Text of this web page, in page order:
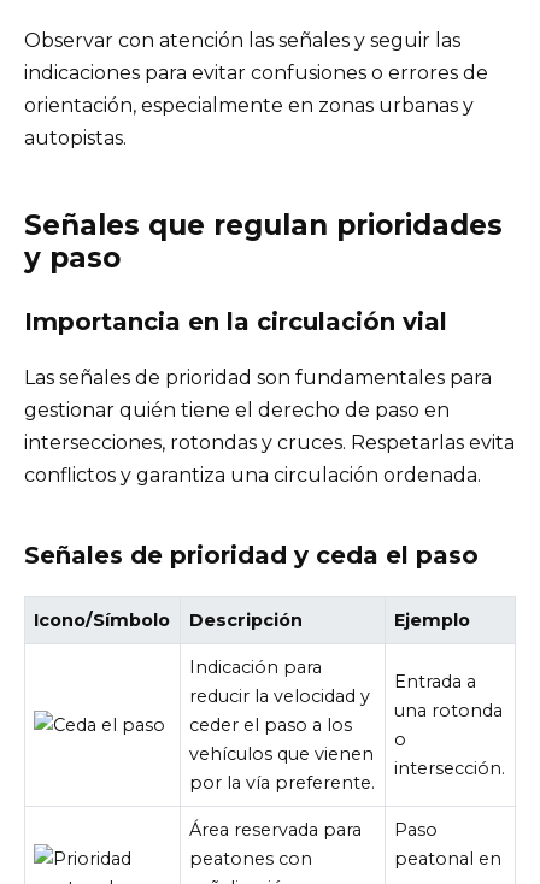
Observar con atención las señales y seguir las
indicaciones para evitar confusiones o errores de
orientación, especialmente en zonas urbanas y
autopistas.
Señales que regulan prioridades
y paso
Importancia en la circulación vial
Las señales de prioridad son fundamentales para
gestionar quién tiene el derecho de paso en
intersecciones, rotondas y cruces. Respetarlas evita
conflictos y garantiza una circulación ordenada.
Señales de prioridad y ceda el paso
Icono/Símbolo Descripción Ejemplo
Indicación para
reducir la velocidad y
ceder el paso a los
vehículos que vienen
por la vía preferente.
Entrada a
una rotonda
o
intersección.
Área reservada para
peatones con
Paso
peatonal en